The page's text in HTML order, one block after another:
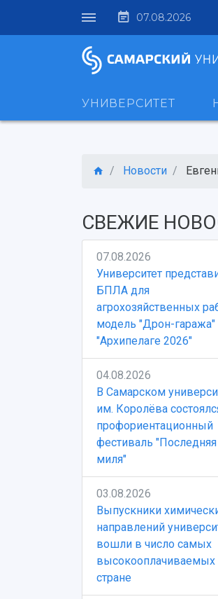
07.08.2026
УНИВЕРСИТЕТ
Новости
СВЕЖИЕ
07.08.2026
Университет
БПЛА для
агрохозяйственных
модель "Дрон-гаража"
"Архипелаге 2026"
04.08.2026
В Самарском
им. Королёва
профориентационный
фестиваль "Последняя
миля"
03.08.2026
Выпускники
направлений
вошли в число самых
высокооплачиваемых
стране